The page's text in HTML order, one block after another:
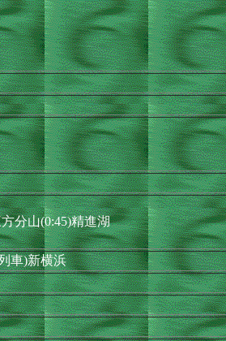
分山(0:45)精進湖
車)新横浜